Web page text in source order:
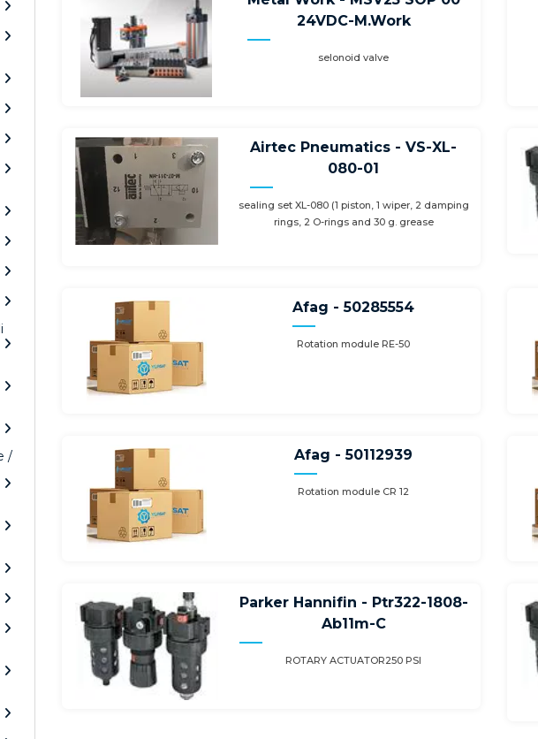
/
24VDC-M.Work
selonoid valve
Airtec Pneumatics - VS-XL-
080-01
sealing set XL-080 (1 piston, 1 wiper, 2 damping
rings, 2 O-rings and 30 g. grease
Afag - 50285554
Rotation module RE-50
Afag - 50112939
Rotation module CR 12
Parker Hannifin - Ptr322-1808-
Ab11m-C
ROTARY ACTUATOR250 PSI